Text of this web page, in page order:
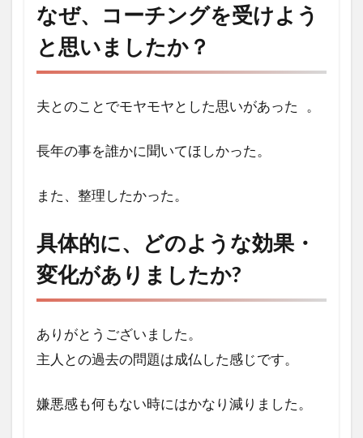
コー
チン
グを
受け
よう
いま
か？
具体
どの
な効
があ
りま
した
3
なぜ、コーチングを受けよう
と思いましたか？
夫とのことでモヤモヤとした思いがあった 。
長年の事を誰かに聞いてほしかった。
また、整理したかった。
具体的に、どのような効果・
変化がありましたか?
ありがとうございました。
主人との過去の問題は成仏した感じです。
嫌悪感も何もない時にはかなり減りました。